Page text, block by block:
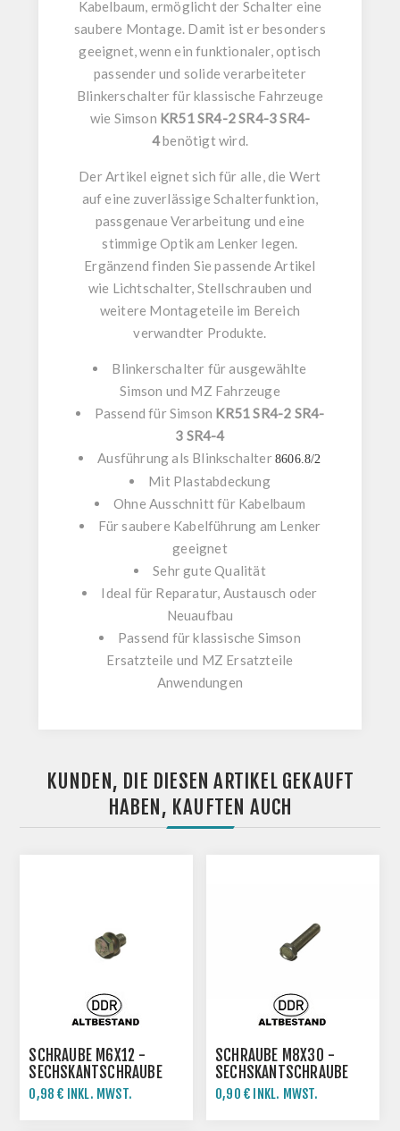
Kabelbaum, ermöglicht der Schalter eine
saubere Montage. Damit ist er besonders
geeignet, wenn ein funktionaler, optisch
passender und solide verarbeiteter
Blinkerschalterfür klassische Fahrzeuge
wie Simson KR51 SR4-2 SR4-3 SR4-
4benötigt wird.
Der Artikel eignet sich für alle, die Wert
auf eine zuverlässige Schalterfunktion,
passgenaue Verarbeitung und eine
stimmige Optik am Lenker legen.
Ergänzend finden Sie passende Artikel
wie Lichtschalter, Stellschrauben und
weitere Montageteile im Bereich
verwandter Produkte.
Blinkerschalter für ausgewählte
Simson und MZ Fahrzeuge
Passend fürSimson KR51 SR4-2 SR4-
3 SR4-4
Ausführung als Blinkschalter8606.8/2
Mit Plastabdeckung
Ohne Ausschnitt für Kabelbaum
Für saubere Kabelführung am Lenker
geeignet
Sehr gute Qualität
Ideal für Reparatur, Austausch oder
Neuaufbau
Passend für klassische Simson
Ersatzteile und MZ Ersatzteile
Anwendungen
KUNDEN, DIE DIESEN ARTIKEL GEKAUFT
HABEN, KAUFTEN AUCH
SCHRAUBE M6X12 -
SECHSKANTSCHRAUBE
0,98 € INKL. MWST.
SCHRAUBE M8X30 -
SECHSKANTSCHRAUBE
0,90 € INKL. MWST.